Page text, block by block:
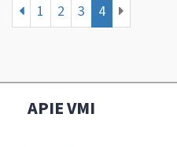
1 2 3 4
APIE VMI